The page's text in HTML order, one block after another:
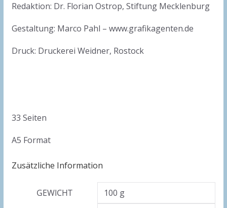
Redaktion: Dr. Florian Ostrop, Stiftung Mecklenburg
Gestaltung: Marco Pahl – www.grafikagenten.de
Druck: Druckerei Weidner, Rostock
33 Seiten
A5 Format
Zusätzliche Information
GEWICHT
100 g